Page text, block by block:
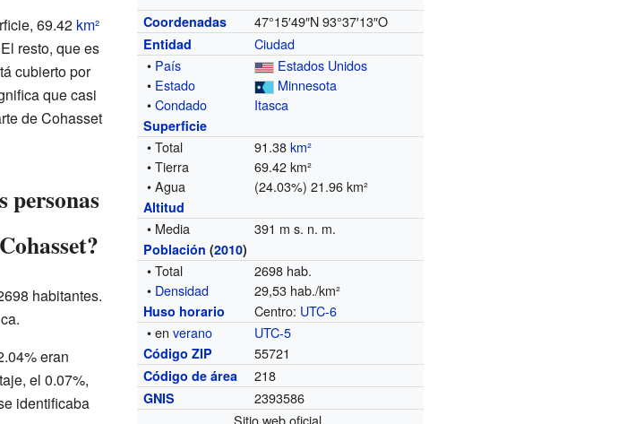
Coordenadas 47°15′49″N 93°37′13″O
Entidad
Ciudad
• País
Estados Unidos
• Estado
Minnesota
•Condado Itasca
Superficie
• Total 91.38km²
• Tierra
69.42 km²
• Agua
(24.03%) 21.96 km²
Altitud
• Media 391 m s. n. m.
Población (2010)
• Total
2698 hab.
• Densidad 29,53 hab./km²
Huso horario Centro: UTC-6
• enverano UTC-5
Código ZIP 55721
Código de área 218
GNIS
2393586
Sitio web oficial
69.42 km²
resto, que es
cubierto por
que casi
de Cohasset
personas
habitantes.
eran
el 0.07%,
identificaba